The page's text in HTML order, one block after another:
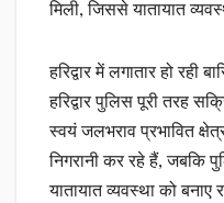
मिली, जिससे यातायात
हरिद्वार में लगातार हो रही
हरिद्वार पुलिस पूरी तरह
स्वयं जलभराव प्रभावित
निगरानी कर रहे हैं, जबकि
यातायात व्यवस्था को